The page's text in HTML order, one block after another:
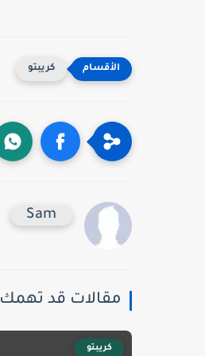
كريبتو
Sam
مقالات قد تهمك
كريبتو